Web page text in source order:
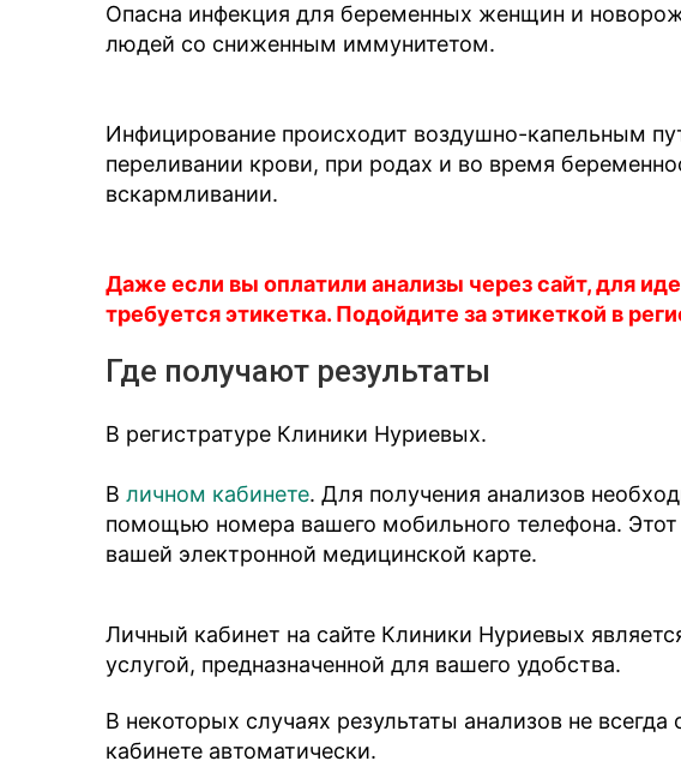
Опасна инфекция для беременных женщин и
людей со сниженным иммунитетом.
Инфицирование происходит воздушно-капельным
переливании крови, при родах и во время
вскармливании.
Даже если вы оплатили анализы через сайт, для
требуется этикетка. Подойдите за этикеткой в
Где получают результаты
В регистратуре Клиники Нуриевых.
В личном кабинете. Для получения анализов
помощью номера вашего мобильного телефона.
вашей электронной медицинской карте.
Личный кабинет на сайте Клиники Нуриевых
услугой, предназначенной для вашего удобства.
В некоторых случаях результаты анализов не
кабинете автоматически.